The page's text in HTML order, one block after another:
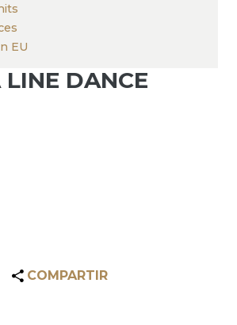
EU
DANCE
COMPARTIR